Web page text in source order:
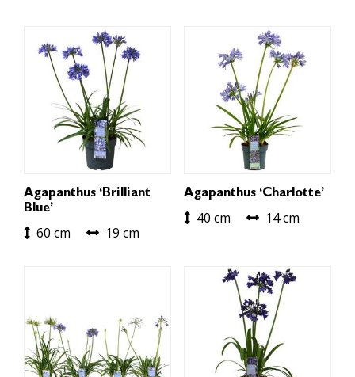
Agapanthus ‘Brilliant
Blue’
60 cm 19 cm
Agapanthus ‘Charlotte’
40 cm 14 cm